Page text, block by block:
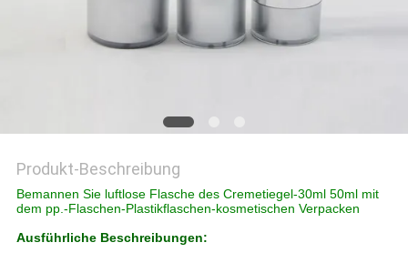
Produkt-Beschreibung
Bemannen Sie luftlose Flasche des Cremetiegel-30ml 50ml mit
dem pp.-Flaschen-Plastikflaschen-kosmetischen Verpacken
Ausführliche Beschreibungen: